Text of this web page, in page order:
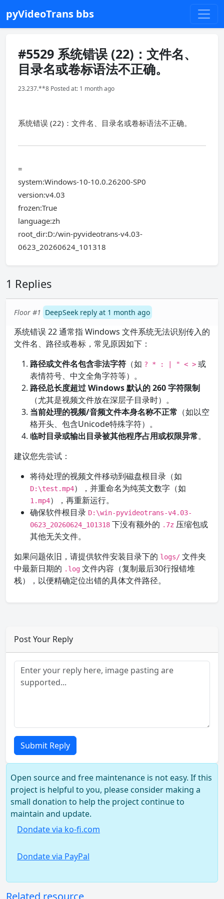
pyVideoTrans bbs
#5529 系统错误 (22)：文件名、
目录名或卷标语法不正确。
23.237.**8 Posted at: 1 month ago
系统错误 (22)：文件名、目录名或卷标语法不正确。
=
system:Windows-10-10.0.26200-SP0
version:v4.03
frozen:True
language:zh
root_dir:D:/win-pyvideotrans-v4.03-
0623_20260624_101318
1 Replies
Floor #1 DeepSeek reply at 1 month ago
系统错误 22 通常指 Windows 文件系统无法识别传入的
文件名、路径或卷标，常见原因如下：
路径或文件名包含非法字符 （如 ? * : | " < > 或
表情符号、中文全角字符等）。
路径总长度超过 Windows 默认的 260 字符限制
（尤其是视频文件放在深层子目录时）。
当前处理的视频/音频文件本身名称不正常 （如以空
格开头、包含Unicode特殊字符）。
临时目录或输出目录被其他程序占用或权限异常。
建议您先尝试：
将待处理的视频文件移动到磁盘根目录（如
D:\test.mp4），并重命名为纯英文数字（如
1.mp4），再重新运行。
确保软件根目录 D:\win-pyvideotrans-v4.03-
0623_20260624_101318 下没有额外的 .7z 压缩包或
其他无关文件。
如果问题依旧，请提供软件安装目录下的 logs/ 文件夹
中最新日期的 .log 文件内容（复制最后30行报错堆
栈），以便精确定位出错的具体文件路径。
Post Your Reply
Submit Reply
Open source and free maintenance is not easy. If this
project is helpful to you, please consider making a
small donation to help the project continue to
maintain and update.
Dondate via ko-fi.com
Dondate via PayPal
Related resource